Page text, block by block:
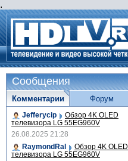
.
Сообщения
Комментарии
Jefferycip Обзор 4K OLED
телевизора LG 55EG960V
26.08.2025 21:28
RaymondRal
Обзор 4K OLED
телевизора LG 55EG960V
Форум